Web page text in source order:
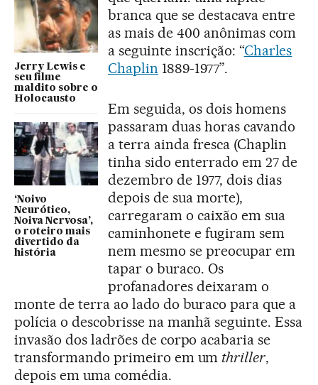
Jerry Lewis e
seu filme
maldito sobre o
Holocausto
‘Noivo
Neurótico,
Noiva Nervosa’,
o roteiro mais
divertido da
história
branca que se destacava entre
as mais de 400 anônimas com
a seguinte inscrição: “Charles
Chaplin 1889-1977”.
Em seguida, os dois homens
passaram duas horas cavando
a terra ainda fresca (Chaplin
tinha sido enterrado em 27 de
dezembro de 1977, dois dias
depois de sua morte),
carregaram o caixão em sua
caminhonete e fugiram sem
nem mesmo se preocupar em
tapar o buraco. Os
profanadores deixaram o
monte de terra ao lado do buraco para que a
polícia o descobrisse na manhã seguinte. Essa
invasão dos ladrões de corpo acabaria se
transformando primeiro em um thriller,
depois em uma comédia.